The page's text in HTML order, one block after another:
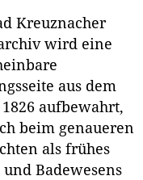
Kreuznacher
wird eine
aus dem
1826 aufbewahrt,
beim genaueren
als frühes
Badewesens